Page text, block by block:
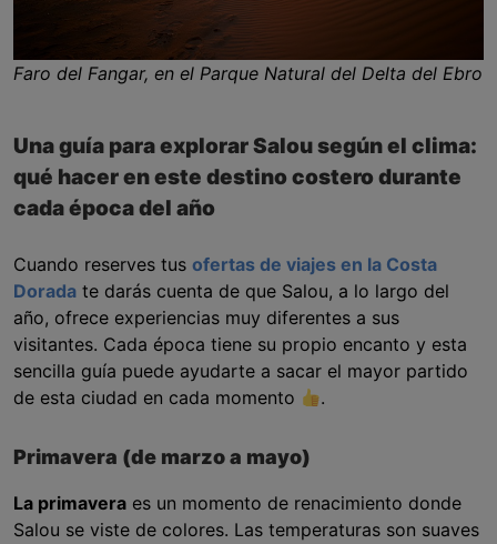
Faro del Fangar, en el Parque Natural del Delta del Ebro
Una guía para explorar Salou según el clima:
qué hacer en este destino costero durante
cada época del año
Cuando reserves tus ofertas de viajes en la Costa
Dorada te darás cuenta de que Salou, a lo largo del
año, ofrece experiencias muy diferentes a sus
visitantes. Cada época tiene su propio encanto y esta
sencilla guía puede ayudarte a sacar el mayor partido
de esta ciudad en cada momento
.
Primavera (de marzo a mayo)
La primavera es un momento de renacimiento donde
Salou se viste de colores. Las temperaturas son suaves